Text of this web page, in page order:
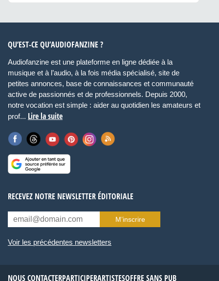
QU’EST-CE QU’AUDIOFANZINE ?
Audiofanzine est une plateforme en ligne dédiée à la
musique et à l’audio, à la fois média spécialisé, site de
petites annonces, base de connaissances et communauté
active de passionnés et de professionnels. Depuis 2000,
notre vocation est simple : aider au quotidien les amateurs et
prof... Lire la suite
RECEVEZ NOTRE NEWSLETTER ÉDITORIALE
M’inscrire
Voir les précédentes newsletters
NOUS CONTACTERPARTICIPERARTISTESOFFRE SANS PUB